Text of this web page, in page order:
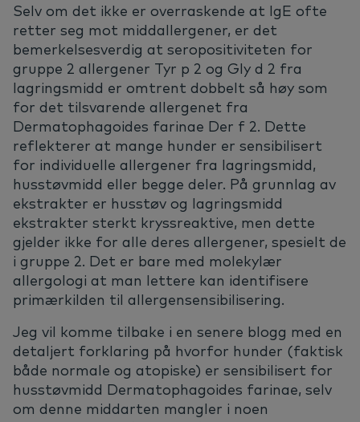
Selv om det ikke er overraskende at IgE ofte
retter seg mot middallergener, er det
bemerkelsesverdig at seropositiviteten for
gruppe 2 allergener Tyr p 2 og Gly d 2 fra
lagringsmidd er omtrent dobbelt så høy som
for det tilsvarende allergenet fra
Dermatophagoides farinae Der f 2. Dette
reflekterer at mange hunder er sensibilisert
for individuelle allergener fra lagringsmidd,
husstøvmidd eller begge deler. På grunnlag av
ekstrakter er husstøv og lagringsmidd
ekstrakter sterkt kryssreaktive, men dette
gjelder ikke for alle deres allergener, spesielt de
i gruppe 2. Det er bare med molekylær
allergologi at man lettere kan identifisere
primærkilden til allergensensibilisering.
Jeg vil komme tilbake i en senere blogg med en
detaljert forklaring på hvorfor hunder (faktisk
både normale og atopiske) er sensibilisert for
husstøvmidd Dermatophagoides farinae, selv
om denne middarten mangler i noen